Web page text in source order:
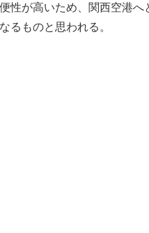
性が高いため、関西空港
るものと思われる。